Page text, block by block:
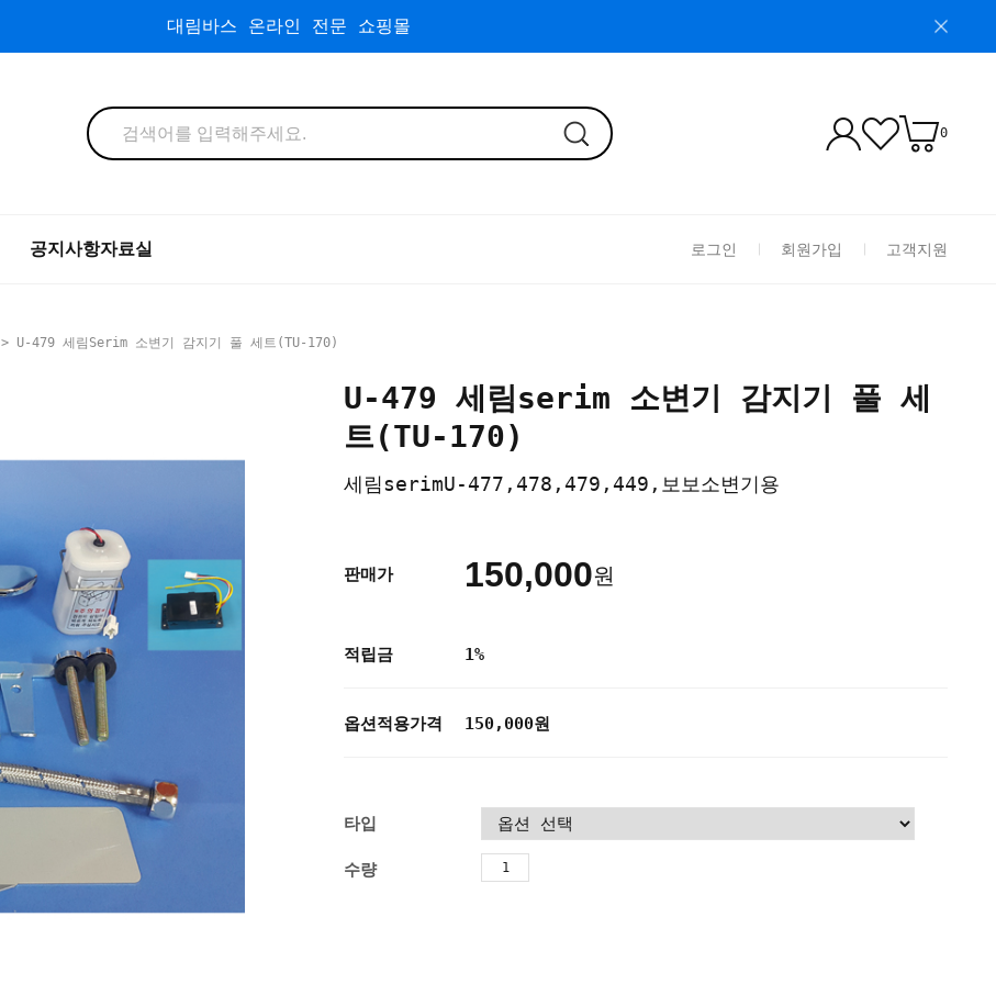
대림바스 온라인 전문 쇼핑몰
0
공지사항자료실 로그인 회원가입 고객지원
> U-479 세림serim 소변기 감지기 풀 세트(TU-170)
U-479 세림serim 소변기 감지기 풀 세
트(TU-170)
세림serimU-477,478,479,449,보보소변기용
판매가 150,000원
적립금 1%
옵션적용가격 150,000원
타입
수량